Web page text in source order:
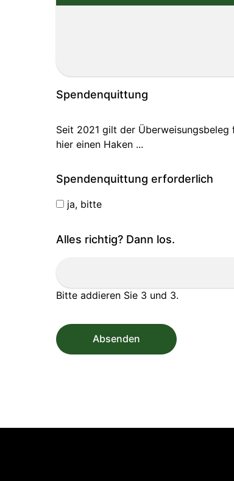
Spendenquittung
Seit 2021 gilt der Überweisungsbeleg
hier einen Haken ...
Spendenquittung erforderlich
ja, bitte
Alles richtig? Dann los.
Bitte addieren Sie 3 und 3.
Absenden